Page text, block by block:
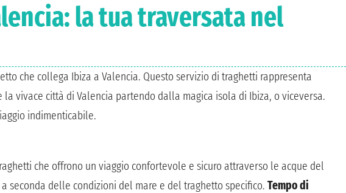
la tua traversata nel
che collega Ibiza a Valencia. Questo servizio di traghetti rappresenta
vivace città di Valencia partendo dalla magica isola di Ibiza, o viceversa.
indimenticabile.
che offrono un viaggio confortevole e sicuro attraverso le acque del
seconda delle condizioni del mare e del traghetto specifico. Tempo di